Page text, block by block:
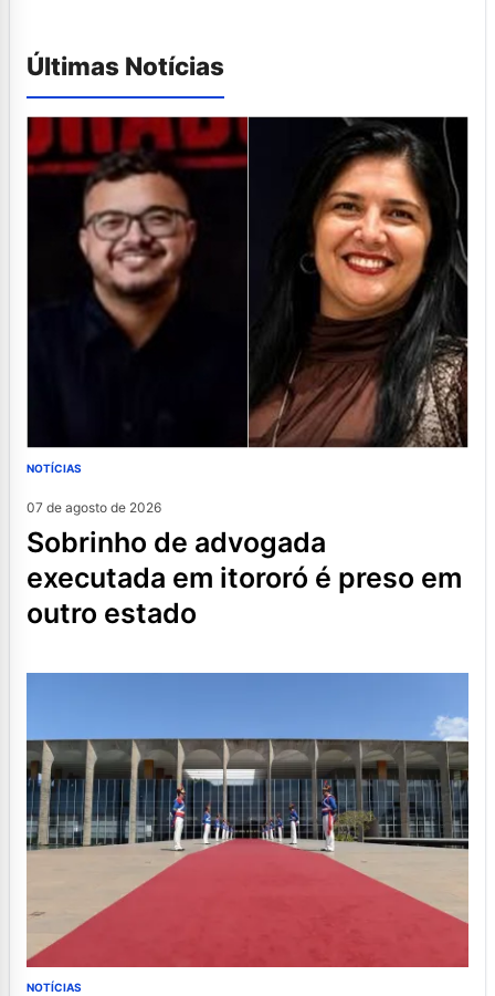
Últimas Notícias
NOTÍCIAS
07 de agosto de 2026
sobrinho de advogada
executada em itororó é preso em
outro estado
NOTÍCIAS